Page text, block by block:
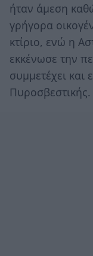
ήταν άμεση
γρήγορα
κτίριο, ενώ η
εκκένωσε την
συμμετέχει και
Πυροσβεστικής.